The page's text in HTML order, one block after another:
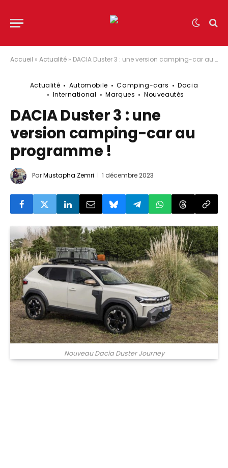
Accueil » Actualité » DACIA Duster 3 : une version camping-car au programme !
Actualité Automobile Camping-cars
Dacia
International
Marques Nouveautés
DACIA Duster 3 : une
version camping-car au
programme !
ParMustapha Zemri 1 décembre 2023
Nouveau Dacia Duster Journey